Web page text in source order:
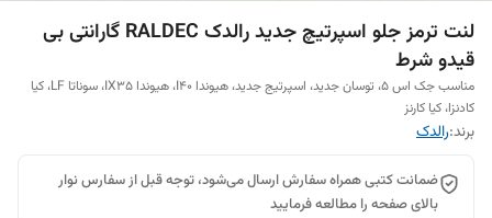
لنت ترمز جلو اسپرتیچ جدید رالدک RALDEC گارانتی بی
قیدو شرط
مناسب جک اس 5، توسان جدید، اسپرتیج جدید، هیوندا I40، هیوندا IX35، سوناتا LF، کیا
کادنزا، کیا کارنز
برند:رالدک
ضمانت کتبی همراه سفارش ارسال می‌شود، توجه قبل از سفارس نوار
بالای صفحه را مطالعه فرمایید